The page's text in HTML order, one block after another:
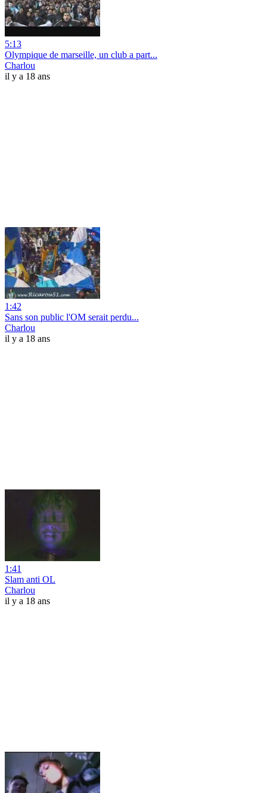
5:13
Olympique de marseille, un club a part...
Charlou
il y a 18 ans
1:42
Sans son public l'OM serait perdu...
Charlou
il y a 18 ans
1:41
Slam anti OL
Charlou
il y a 18 ans